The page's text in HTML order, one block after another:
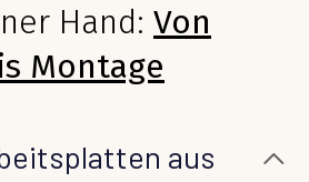
Hand: Von
Montage
aus